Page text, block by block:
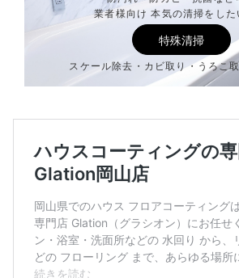
業者様向け 本気の清掃をした
特殊清掃
スケール除去・カビ取り・うろこ